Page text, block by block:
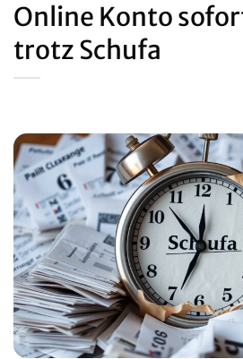
Online Konto
trotz Schufa